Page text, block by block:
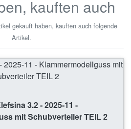
kauften auch
gekauft haben, kauften auch folgende
Artikel.
3.2 - 2025-11 -
mit Schubverteiler TEIL 2